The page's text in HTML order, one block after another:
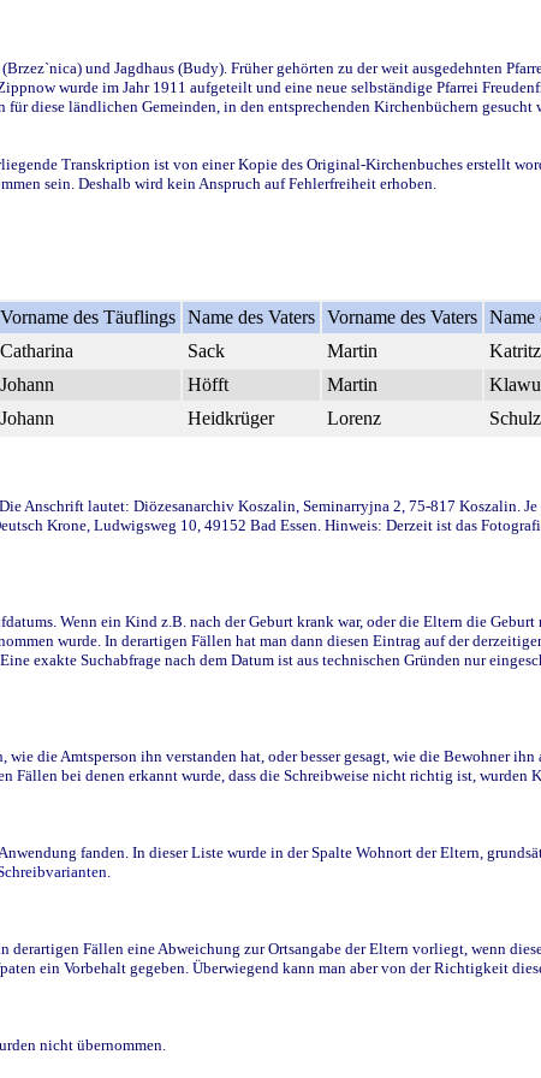
und Jagdhaus (Budy). Früher gehörten zu der weit ausgedehnten
wurde im Jahr 1911 aufgeteilt und eine neue selbständige Pfarrei
diese ländlichen Gemeinden, in den entsprechenden Kirchenbüchern gesucht
Transkription ist von einer Kopie des Original-Kirchenbuches erstellt
sein. Deshalb wird kein Anspruch auf Fehlerfreiheit erhoben.
Vorname des Täuflings Name des Vaters Vorname des Vaters Name
Catharina Sack Martin
Johann Höfft Martin
Johann Heidkrüger Lorenz Schulz
Anschrift lautet: Diözesanarchiv Koszalin, Seminarryjna 2, 75-817 Koszalin.
Krone, Ludwigsweg 10, 49152 Bad Essen. Hinweis: Derzeit ist das
Wenn ein Kind z.B. nach der Geburt krank war, oder die Eltern die
wurde. In derartigen Fällen hat man dann diesen Eintrag auf der
exakte Suchabfrage nach dem Datum ist aus technischen Gründen nur
die Amtsperson ihn verstanden hat, oder besser gesagt, wie die Bewohner ihn
bei denen erkannt wurde, dass die Schreibweise nicht richtig ist, wurden
fanden. In dieser Liste wurde in der Spalte Wohnort der Eltern,
Fällen eine Abweichung zur Ortsangabe der Eltern vorliegt, wenn
ein Vorbehalt gegeben. Überwiegend kann man aber von der Richtigkeit
nicht übernommen.